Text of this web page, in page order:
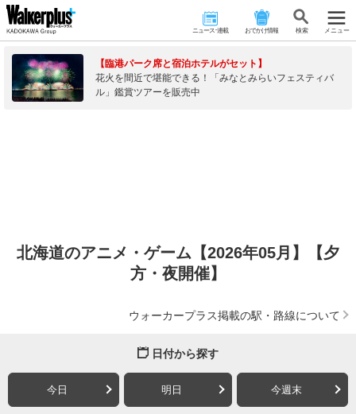
ニュース･連載 おでかけ情報 検 索 メニュー
【臨港パーク席と宿泊ホテルがセット】
花火を間近で堪能できる！「みなとみらいフェスティバ
ル」鑑賞ツアーを販売中
北海道のアニメ・ゲーム【2026年05月】【夕
方・夜開催】
ウォーカープラス掲載の駅・路線について
日付から探す
今日 明日 今週末